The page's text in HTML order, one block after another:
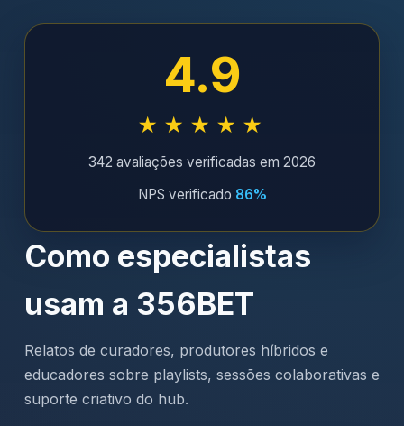
4.9
★★★★★
342 avaliações verificadas em 2026
NPS verificado 86%
Como especialistas
usam a 356BET
Relatos de curadores, produtores híbridos e
educadores sobre playlists, sessões colaborativas e
suporte criativo do hub.